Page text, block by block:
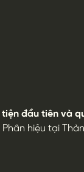
đầu tiên và
hiệu tại